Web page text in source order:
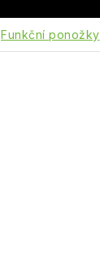
Funkční ponožky